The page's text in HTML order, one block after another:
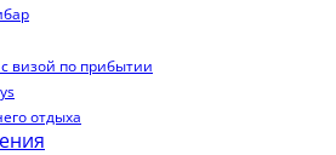
визой по прибытии
отдыха